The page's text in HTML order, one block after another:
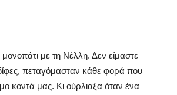
με τη Νέλλη. Δεν είμαστε
πεταγόμασταν κάθε φορά που
κοντά μας. Κι ούρλιαξα όταν ένα